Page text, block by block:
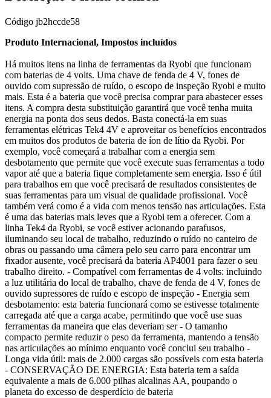
Código jb2hccde58
Produto Internacional, Impostos incluídos
Há muitos itens na linha de ferramentas da Ryobi que funcionam
com baterias de 4 volts. Uma chave de fenda de 4 V, fones de
ouvido com supressão de ruído, o escopo de inspeção Ryobi e muito
mais. Esta é a bateria que você precisa comprar para abastecer esses
itens. A compra desta substituição garantirá que você tenha muita
energia na ponta dos seus dedos. Basta conectá-la em suas
ferramentas elétricas Tek4 4V e aproveitar os benefícios encontrados
em muitos dos produtos de bateria de íon de lítio da Ryobi. Por
exemplo, você começará a trabalhar com a energia sem
desbotamento que permite que você execute suas ferramentas a todo
vapor até que a bateria fique completamente sem energia. Isso é útil
para trabalhos em que você precisará de resultados consistentes de
suas ferramentas para um visual de qualidade profissional. Você
também verá como é a vida com menos tensão nas articulações. Esta
é uma das baterias mais leves que a Ryobi tem a oferecer. Com a
linha Tek4 da Ryobi, se você estiver acionando parafusos,
iluminando seu local de trabalho, reduzindo o ruído no canteiro de
obras ou passando uma câmera pelo seu carro para encontrar um
fixador ausente, você precisará da bateria AP4001 para fazer o seu
trabalho direito. - Compatível com ferramentas de 4 volts: incluindo
a luz utilitária do local de trabalho, chave de fenda de 4 V, fones de
ouvido supressores de ruído e escopo de inspeção - Energia sem
desbotamento: esta bateria funcionará como se estivesse totalmente
carregada até que a carga acabe, permitindo que você use suas
ferramentas da maneira que elas deveriam ser - O tamanho
compacto permite reduzir o peso da ferramenta, mantendo a tensão
nas articulações ao mínimo enquanto você conclui seu trabalho -
Longa vida útil: mais de 2.000 cargas são possíveis com esta bateria
- CONSERVAÇÃO DE ENERGIA: Esta bateria tem a saída
equivalente a mais de 6.000 pilhas alcalinas AA, poupando o
planeta do excesso de desperdício de bateria